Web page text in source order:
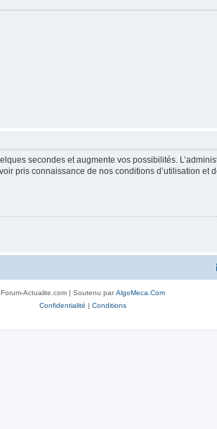
secondes et augmente vos possibilités.
pris connaissance de nos conditions d’utilisation
Forum-Actualite.com | Soutenu parAlgoMeca.Com
Confidentialité | Conditions